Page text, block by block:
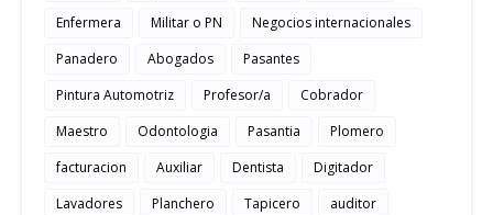
Enfermera
Militar o PN
Negocios internacionales
Panadero
Abogados
Pasantes
Pintura Automotriz
Profesor/a
Cobrador
Maestro
Odontologia Pasantia
Plomero
facturacion
Auxiliar Dentista
Digitador
Lavadores
Planchero Tapicero
auditor